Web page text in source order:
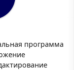
программа